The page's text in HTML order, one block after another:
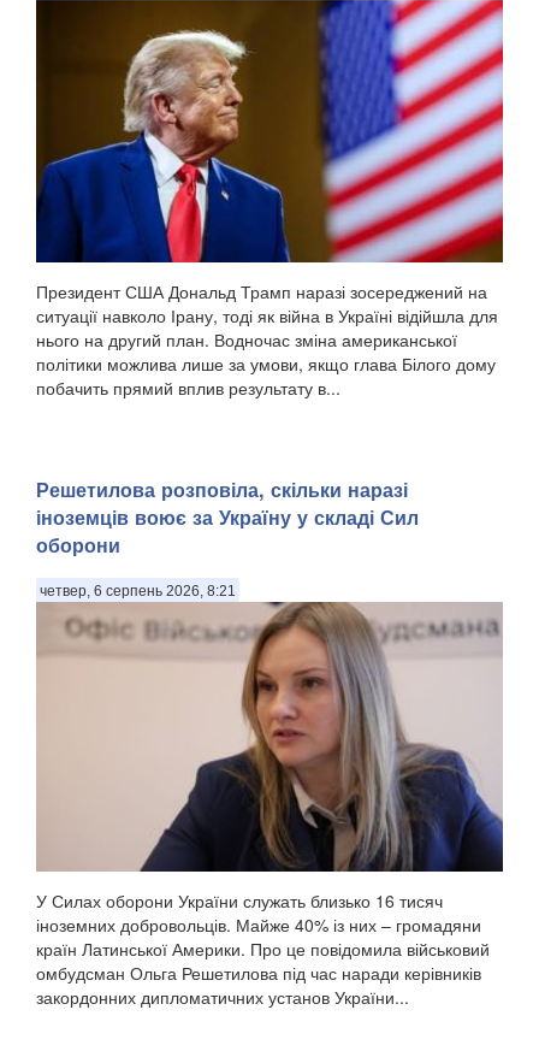
Президент США Дональд Трамп наразі зосереджений на
ситуації навколо Ірану, тоді як війна в Україні відійшла для
нього на другий план. Водночас зміна американської
політики можлива лише за умови, якщо глава Білого дому
побачить прямий вплив результату в...
Решетилова розповіла, скільки наразі
іноземців воює за Україну у складі Сил
оборони
четвер, 6 серпень 2026, 8:21
У Силах оборони України служать близько 16 тисяч
іноземних добровольців. Майже 40% із них – громадяни
країн Латинської Америки. Про це повідомила військовий
омбудсман Ольга Решетилова під час наради керівників
закордонних дипломатичних установ України...